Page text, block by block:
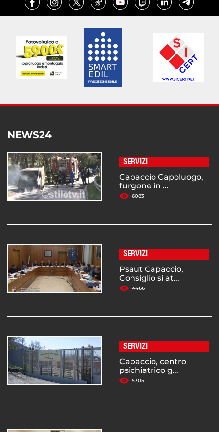
NEWS24
SERVIZI
Capaccio Capoluogo,
furgone in ...
6083
SERVIZI
Psaut Capaccio,
Consiglio si at...
4466
SERVIZI
Capaccio, centro
psichiatrico g...
5305